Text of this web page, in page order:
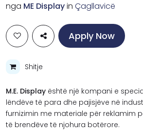
nga ME Displayin Çagllavicë
Apply Now
Shitje
M.E. Display është një kompani e
lëndëve të para dhe pajisjëve në
furnizimin me materiale për reklamim
të brendëve të njohura botërore.